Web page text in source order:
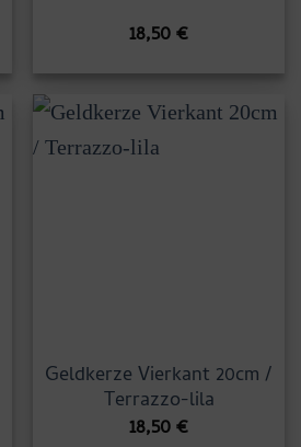
18,50€
Geldkerze Vierkant 20cm /
Terrazzo-lila
18,50€